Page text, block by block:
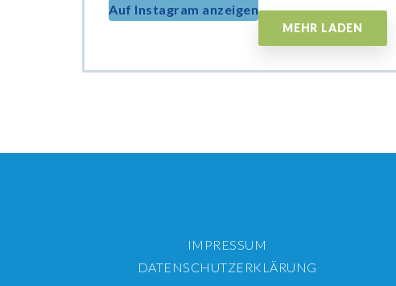
MEHR LADEN
Auf Instagram anzeigen
IMPRESSUM
DATENSCHUTZERKLÄRUNG